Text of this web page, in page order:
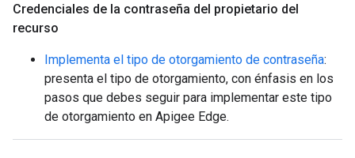
Credenciales de la contraseña del propietario del
recurso
Implementa el tipo de otorgamiento de contraseña:
presenta el tipo de otorgamiento, con énfasis en los
pasos que debes seguir para implementar este tipo
de otorgamiento en Apigee Edge.